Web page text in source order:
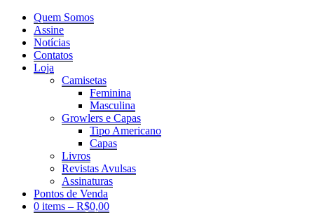
Quem Somos
Assine
Notícias
Contatos
Loja
Camisetas
Feminina
Masculina
Growlers e Capas
Tipo Americano
Capas
Livros
Revistas Avulsas
Assinaturas
Pontos de Venda
0 items – R$0,00